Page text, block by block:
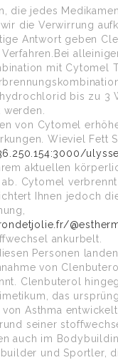
die jedes
die Verwirrung
Antwort geben
Verfahren.Bei
mit Cytomel
bis zu 3
von Cytomel
Wieviel Fett
aktuellen
ab. Cytomel
Ihnen jedoch
ankurbelt.
Personen
von
Clenbuterol
das
Asthma
seiner
auch im
und Sportler,